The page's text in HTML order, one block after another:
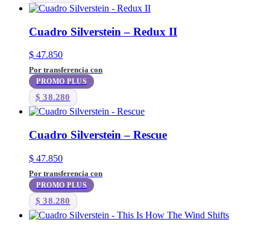
Cuadro Silverstein – Redux II
$ 47.850
Por transferencia con
PROMO PLUS
$ 38.280
Cuadro Silverstein – Rescue
$ 47.850
Por transferencia con
PROMO PLUS
$ 38.280